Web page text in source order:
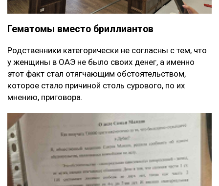
Гематомы вместо бриллиантов
Родственники категорически не согласны с тем, что
у женщины в ОАЭ не было своих денег, а именно
этот факт стал отягчающим обстоятельством,
которое стало причиной столь сурового, по их
мнению, приговора.